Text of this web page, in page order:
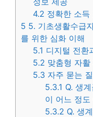
4.2 정확한 소득
5 5. 기초생활수급
를 위한 심화 이해
5.1 디지털 전환
5.2 맞춤형 자
5.3 자주 묻는
5.3.1 Q. 생
이 어느 정
5.3.2 Q. 생